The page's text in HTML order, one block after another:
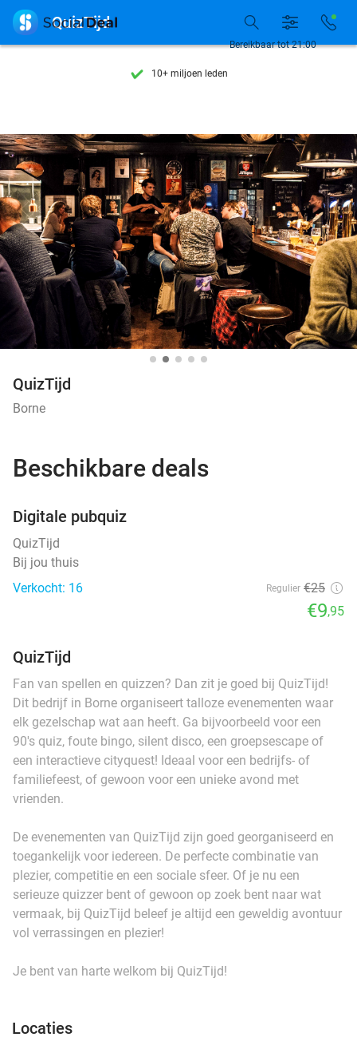
7 dagen per week beschikbaar
10+ miljoen leden
7 dagen per week beschikbaar
10+ miljoen leden
Bereikbaar tot 21:00
 QuizTijd
QuizTijd
Borne
Beschikbare deals
Digitale pubquiz
QuizTijd
Bij jou thuis
Verkocht: 16
Regulier €25
€9,95
QuizTijd
Fan van spellen en quizzen? Dan zit je goed bij QuizTijd!
Dit bedrijf in Borne organiseert talloze evenementen waar
elk gezelschap wat aan heeft. Ga bijvoorbeeld voor een
90's quiz, foute bingo, silent disco, een groepsescape of
een interactieve cityquest! Ideaal voor een bedrijfs- of
familiefeest, of gewoon voor een unieke avond met
vrienden.
De evenementen van QuizTijd zijn goed georganiseerd en
toegankelijk voor iedereen. De perfecte combinatie van
plezier, competitie en een sociale sfeer. Of je nu een
serieuze quizzer bent of gewoon op zoek bent naar wat
vermaak, bij QuizTijd beleef je altijd een geweldig avontuur
vol verrassingen en plezier!
Je bent van harte welkom bij QuizTijd!
Locaties